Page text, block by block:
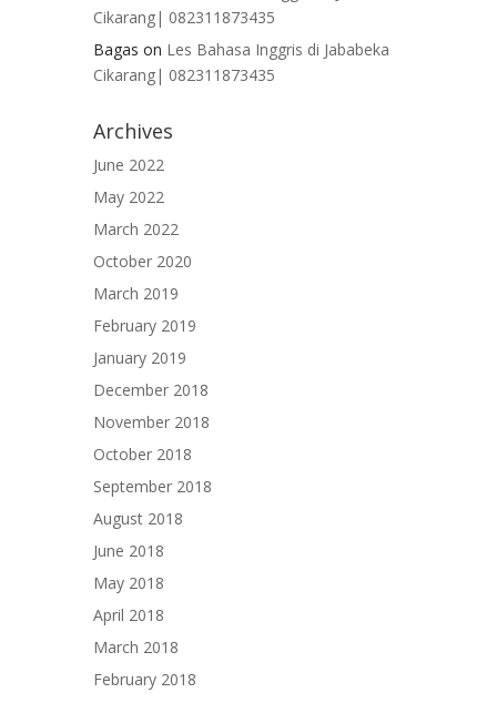
Cikarang| 082311873435
Bagas on Les Bahasa Inggris di Jababeka
Cikarang| 082311873435
Archives
June 2022
May 2022
March 2022
October 2020
March 2019
February 2019
January 2019
December 2018
November 2018
October 2018
September 2018
August 2018
June 2018
May 2018
April 2018
March 2018
February 2018